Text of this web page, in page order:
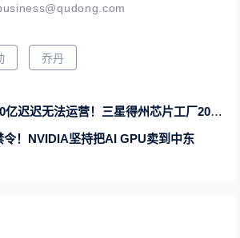
乔丹
迟无法运营！三星得州芯片工厂2026年才能投产
令！NVIDIA坚持把AI GPU卖到中东